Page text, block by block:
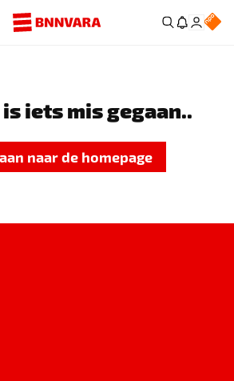
is iets mis gegaan..
naar de homepage